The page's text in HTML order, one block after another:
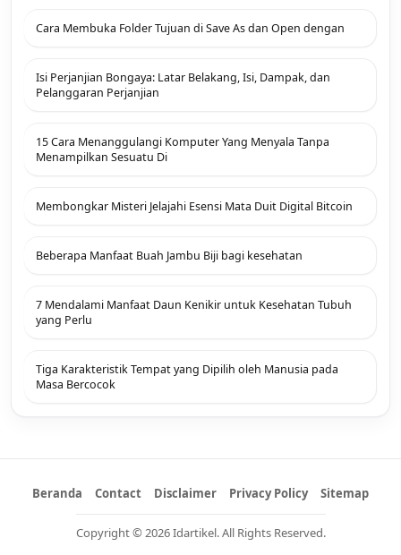
Cara Membuka Folder Tujuan di Save As dan Open dengan
Isi Perjanjian Bongaya: Latar Belakang, Isi, Dampak, dan
Pelanggaran Perjanjian
15 Cara Menanggulangi Komputer Yang Menyala Tanpa
Menampilkan Sesuatu Di
Membongkar Misteri Jelajahi Esensi Mata Duit Digital Bitcoin
Beberapa Manfaat Buah Jambu Biji bagi kesehatan
7 Mendalami Manfaat Daun Kenikir untuk Kesehatan Tubuh
yang Perlu
Tiga Karakteristik Tempat yang Dipilih oleh Manusia pada
Masa Bercocok
Beranda Contact Disclaimer Privacy Policy Sitemap
Copyright © 2026 Idartikel. All Rights Reserved.